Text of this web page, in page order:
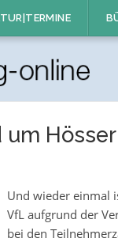
Und wieder einmal
VfL aufgrund der
bei den